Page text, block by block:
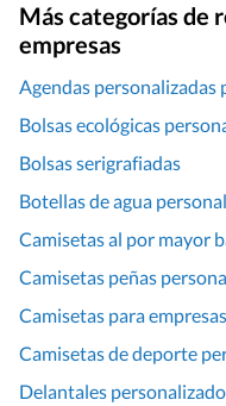
Más categorías de
empresas
Agendas personalizadas
Bolsas ecológicas
Bolsas serigrafiadas
Botellas de agua
Camisetas al por mayor
Camisetas peñas
Camisetas para empresas
Camisetas de deporte
Delantales